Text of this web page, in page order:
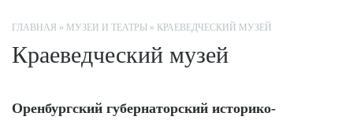
ГЛАВНАЯ » МУЗЕИ И ТЕАТРЫ » КРАЕВЕДЧЕСКИЙ МУЗЕЙ
Краеведческий музей
Оренбургский губернаторский историко-